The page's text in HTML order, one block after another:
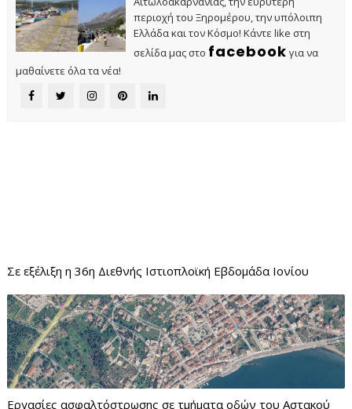
περιοχή του Ξηρομέρου, την υπόλοιπη
Ελλάδα και τον Κόσμο! Κάντε like στη
σελίδα μας στο facebook για να
μαθαίνετε όλα τα νέα!
Σε εξέλιξη η 36η Διεθνής Ιστιοπλοϊκή Εβδομάδα Ιονίου
Εργασίες ασφαλτόστρωσης σε τμήματα οδών του Αστακού